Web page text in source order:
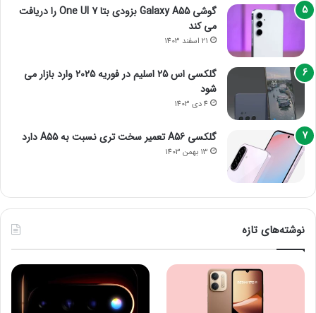
گوشی Galaxy A55 بزودی بتا One UI 7 را دریافت
می کند
21 اسفند 1403
گلکسی اس 25 اسلیم در فوریه 2025 وارد بازار می
شود
4 دی 1403
گلکسی A56 تعمیر سخت تری نسبت به A55 دارد
13 بهمن 1403
نوشته‌های تازه